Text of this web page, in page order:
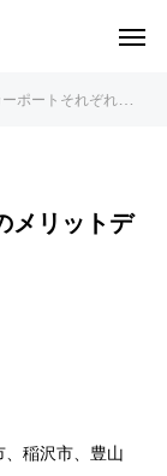
れぞれのメリットデメリット
メリットデ
稲沢市、豊山